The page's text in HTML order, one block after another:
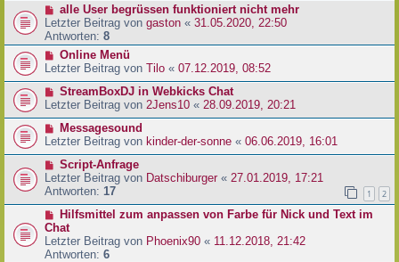
alle User begrüssen funktioniert nicht mehr
Letzter Beitrag von gaston « 31.05.2020, 22:50
Antworten: 8
Online Menü
Letzter Beitrag von Tilo « 07.12.2019, 08:52
StreamBoxDJ in Webkicks Chat
Letzter Beitrag von 2Jens10 « 28.09.2019, 20:21
Messagesound
Letzter Beitrag von kinder-der-sonne « 06.06.2019, 16:01
Script-Anfrage
Letzter Beitrag von Datschiburger « 27.01.2019, 17:21
Antworten: 17 1 2
Hilfsmittel zum anpassen von Farbe für Nick und Text im
Chat
Letzter Beitrag von Phoenix90 « 11.12.2018, 21:42
Antworten: 6